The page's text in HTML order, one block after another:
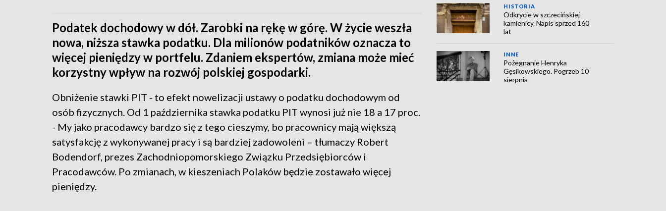
Podatek dochodowy w dół. Zarobki na rękę w górę. W życie weszła
nowa, niższa stawka podatku. Dla milionów podatników oznacza to
więcej pieniędzy w portfelu. Zdaniem ekspertów, zmiana może mieć
korzystny wpływ na rozwój polskiej gospodarki.
Obniżenie stawki PIT - to efekt nowelizacji ustawy o podatku dochodowym od
osób fizycznych. Od 1 października stawka podatku PIT wynosi już nie 18 a 17 proc.
- My jako pracodawcy bardzo się z tego cieszymy, bo pracownicy mają większą
satysfakcję z wykonywanej pracy i są bardziej zadowoleni – tłumaczy Robert
Bodendorf, prezes Zachodniopomorskiego Związku Przedsiębiorców i
Pracodawców. Po zmianach, w kieszeniach Polaków będzie zostawało więcej
pieniędzy.
HISTORIA
Odkrycie w szczecińskiej
kamienicy. Napis sprzed 160
lat
INNE
Pożegnanie Henryka
Gęsikowskiego. Pogrzeb 10
sierpnia